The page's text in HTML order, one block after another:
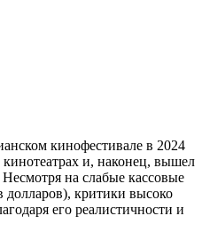
кинофестивале в 2024
кинотеатрах и, наконец, вышел
на слабые кассовые
долларов), критики высоко
его реалистичности и